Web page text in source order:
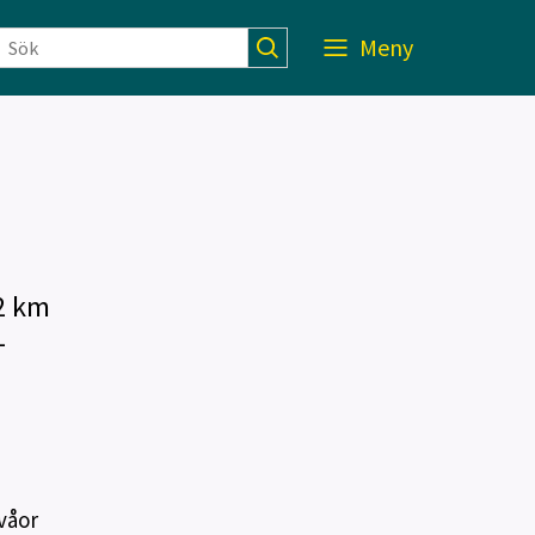
Meny
km